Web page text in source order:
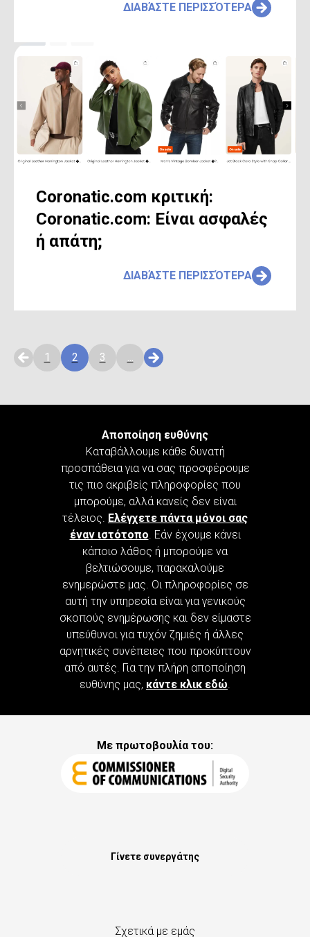
ΔΙΑΒΆΣΤΕ ΠΕΡΙΣΣΌΤΕΡΑ
Coronatic.com κριτική:
Coronatic.com: Είναι ασφαλές
ή απάτη;
ΔΙΑΒΆΣΤΕ ΠΕΡΙΣΣΌΤΕΡΑ
1 2 3 ...
Αποποίηση ευθύνης
Καταβάλλουμε κάθε δυνατή
προσπάθεια για να σας προσφέρουμε
τις πιο ακριβείς πληροφορίες που
μπορούμε, αλλά κανείς δεν είναι
τέλειος. Ελέγχετε πάντα μόνοι σας
έναν ιστότοπο. Εάν έχουμε κάνει
κάποιο λάθος ή μπορούμε να
βελτιώσουμε, παρακαλούμε
ενημερώστε μας. Οι πληροφορίες σε
αυτή την υπηρεσία είναι για γενικούς
σκοπούς ενημέρωσης και δεν είμαστε
υπεύθυνοι για τυχόν ζημιές ή άλλες
αρνητικές συνέπειες που προκύπτουν
από αυτές. Για την πλήρη αποποίηση
ευθύνης μας, κάντε κλικ εδώ.
Με πρωτοβουλία του:
Γίνετε συνεργάτης
Σχετικά με εμάς